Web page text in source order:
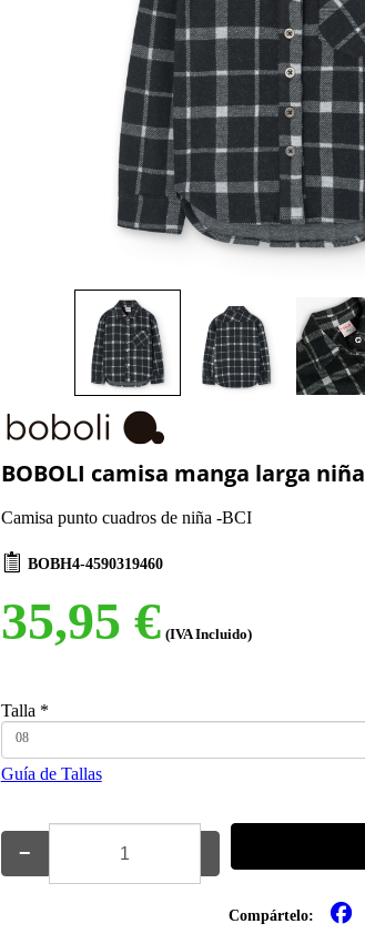
BOBOLI camisa manga larga niña
Camisa punto cuadros de niña -BCI
BOBH4-4590319460
35,95 € (IVA Incluido)
Talla *
08
Guía de Tallas
−
Compártelo: